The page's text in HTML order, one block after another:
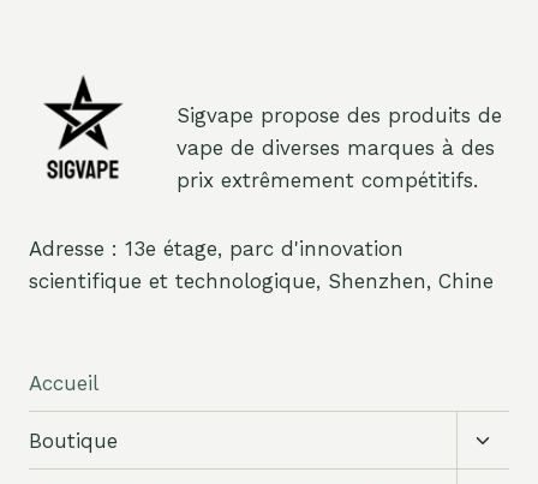
Sigvape propose des produits de
vape de diverses marques à des
prix extrêmement compétitifs.
Adresse : 13e étage, parc d'innovation
scientifique et technologique, Shenzhen, Chine
Accueil
Boutique